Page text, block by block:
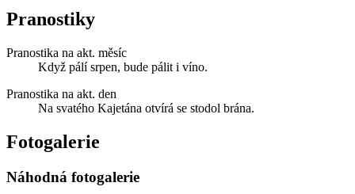
Pranostiky
Pranostika na akt. měsíc
Když pálí srpen, bude pálit i víno.
Pranostika na akt. den
Na svatého Kajetána otvírá se stodol brána.
Fotogalerie
Náhodná fotogalerie